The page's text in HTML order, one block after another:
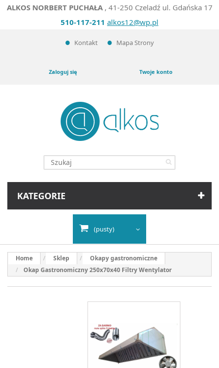
ALKOS NORBERT PUCHAŁA, 41-250 Czeladź ul. Gdańska 17
510-117-211 alkos12@wp.pl
Kontakt Mapa Strony
Zaloguj się Twoje konto
KATEGORIE
(pusty)
Home Sklep
Okapy gastronomiczne
Okap Gastronomiczny 250x70x40 Filtry Wentylator